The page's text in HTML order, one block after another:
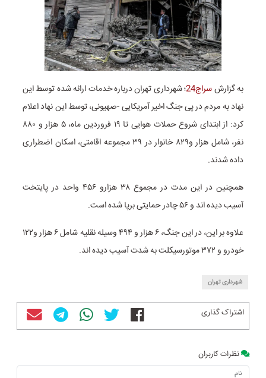
به گزارشسراج24
؛ شهرداری تهران درباره خدمات ارائه شده توسط این
نهاد به مردم در پی جنگ اخیر آمریکایی -صهیونی، توسط این نهاد اعلام
کرد: از ابتدای شروع حملات هوایی تا ۱۹ فروردین ماه، ۵ هزار و ۸۸۰
نفر، شامل هزار و۸۲۹ خانوار در ۳۹ مجموعه اقامتی، اسکان اضطراری
داده شدند.
همچنین در این مدت در مجموع ۳۸ هزارو ۴۵۶ واحد در پایتخت
آسیب دیده اند و ۵۶ چادر حمایتی برپا شده است.
علاوه بر این، در این جنگ، ۶ هزار و ۴۹۴ وسیله نقلیه شامل ۶ هزار و۱۲۲
خودرو و ۳۷۲ موتورسیکلت به شدت آسیب دیده اند.
شهرداری تهران
اشتراک گذاری
نظرات کاربران